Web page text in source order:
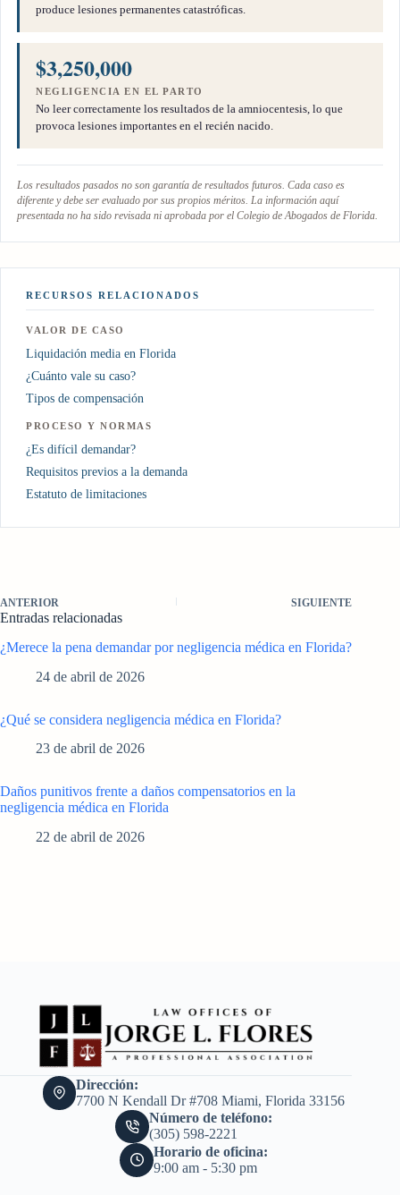
produce lesiones permanentes catastróficas.
$3,250,000
NEGLIGENCIA EN EL PARTO
No leer correctamente los resultados de la amniocentesis, lo que
provoca lesiones importantes en el recién nacido.
Los resultados pasados no son garantía de resultados futuros. Cada caso es
diferente y debe ser evaluado por sus propios méritos. La información aquí
presentada no ha sido revisada ni aprobada por el Colegio de Abogados de Florida.
RECURSOS RELACIONADOS
VALOR DE CASO
Liquidación media en Florida
¿Cuánto vale su caso?
Tipos de compensación
PROCESO Y NORMAS
¿Es difícil demandar?
Requisitos previos a la demanda
Estatuto de limitaciones
ANTERIOR SIGUIENTE
Entradas relacionadas
¿Merece la pena demandar por negligencia médica en Florida?
24 de abril de 2026
¿Qué se considera negligencia médica en Florida?
23 de abril de 2026
Daños punitivos frente a daños compensatorios en la
negligencia médica en Florida
22 de abril de 2026
Dirección:
7700 N Kendall Dr #708 Miami, Florida 33156
Número de teléfono:
(305) 598-2221
Horario de oficina:
9:00 am - 5:30 pm